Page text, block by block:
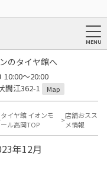
のタイヤ館へ
10:00～20:00
間江362-1
Map
タイヤ館 イオンモ
ール高岡TOP
店舗おスス
メ情報
年12月